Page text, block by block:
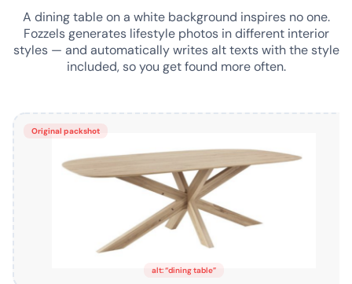
A dining table on a white background inspires no one.
Fozzels generates lifestyle photos in different interior
styles — and automatically writes alt texts with the style
included, so you get found more often.
Original packshot
alt: “dining table”